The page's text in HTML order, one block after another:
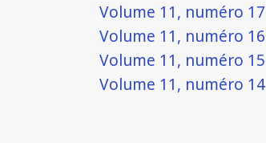
Volume 11, numéro 17
Volume 11, numéro 16
Volume 11, numéro 15
Volume 11, numéro 14